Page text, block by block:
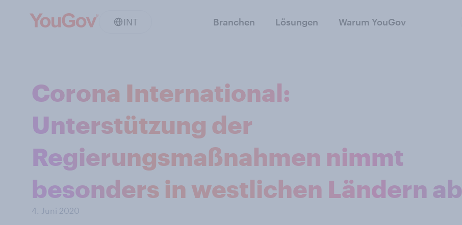
INT Branchen Lösungen Warum YouGov
Corona International:
Unterstützung der
Regierungsmaßnahmen nimmt
besonders in westlichen Ländern ab
4. Juni 2020